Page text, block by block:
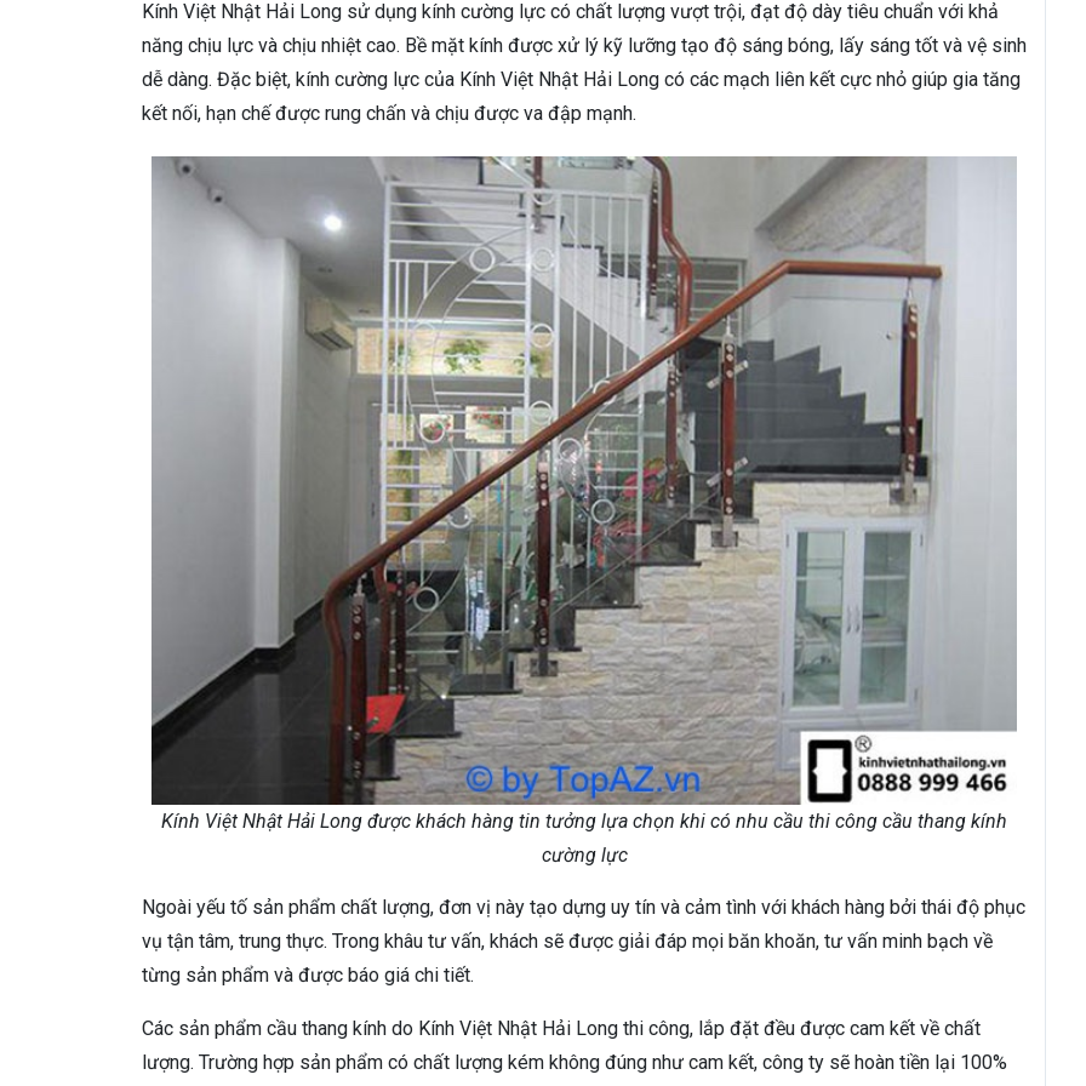
Kính Việt Nhật Hải Long sử dụng kính cường lực có chất lượng vượt trội, đạt độ dày tiêu chuẩn với khả
năng chịu lực và chịu nhiệt cao. Bề mặt kính được xử lý kỹ lưỡng tạo độ sáng bóng, lấy sáng tốt và vệ sinh
dễ dàng. Đặc biệt, kính cường lực của Kính Việt Nhật Hải Long có các mạch liên kết cực nhỏ giúp gia tăng
kết nối, hạn chế được rung chấn và chịu được va đập mạnh.
Kính Việt Nhật Hải Long được khách hàng tin tưởng lựa chọn khi có nhu cầu thi công cầu thang kính
cường lực
Ngoài yếu tố sản phẩm chất lượng, đơn vị này tạo dựng uy tín và cảm tình với khách hàng bởi thái độ phục
vụ tận tâm, trung thực. Trong khâu tư vấn, khách sẽ được giải đáp mọi băn khoăn, tư vấn minh bạch về
từng sản phẩm và được báo giá chi tiết.
Các sản phẩm cầu thang kính do Kính Việt Nhật Hải Long thi công, lắp đặt đều được cam kết về chất
lượng. Trường hợp sản phẩm có chất lượng kém không đúng như cam kết, công ty sẽ hoàn tiền lại 100%